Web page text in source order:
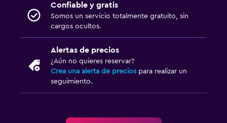
Confiable y gratis
Somos un servicio totalmente gratuito, sin
cargos ocultos.
Alertas de precios
¿Aún no quieres reservar?
Crea una alerta de precios para realizar un
seguimiento.